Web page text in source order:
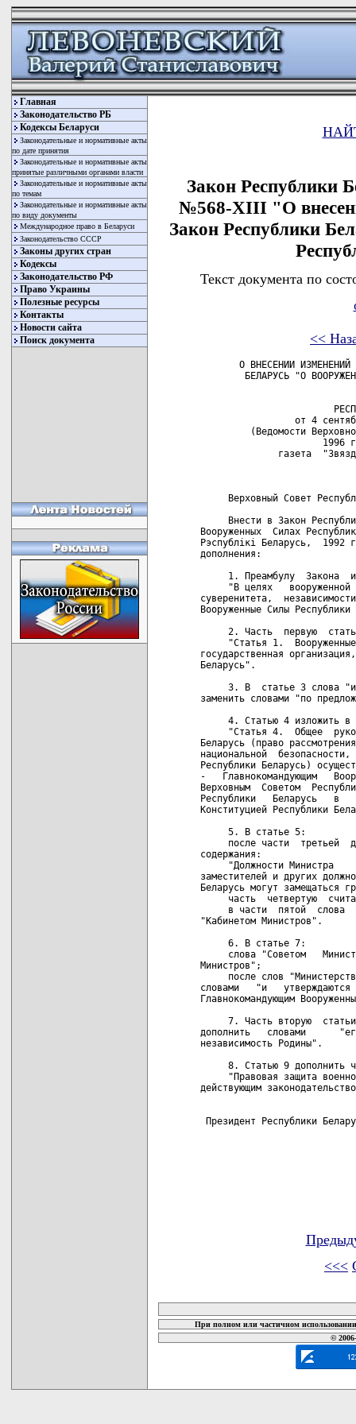
Главная
Законодательство РБ
Кодексы Беларуси
Законодательные и нормативные акты
по дате принятия
Законодательные и нормативные акты
принятые различными органами власти
Законодательные и нормативные акты
по темам
Законодательные и нормативные акты
по виду документы
Международное право в Беларуси
Законодательство СССР
Законы других стран
Кодексы
Законодательство РФ
Право Украины
Полезные ресурсы
Контакты
Новости сайта
Поиск документа
Закон Республики
№568-XIII "О
Закон Республики
Текст документа по
<<
О ВНЕСЕНИИ ИЗМЕНЕНИЙ
БЕЛАРУСЬ "О
от 4
(Ведомости
1996
газета
Верховный Совет
Внести в Закон
Вооруженных  Силах
Рэспублiкi Беларусь,  1992
дополнения:
1. Преамбулу  Закона
"В целях   вооруженной
суверенитета,
Вооруженные Силы
2. Часть  первую
"Статья 1.
государственная
Беларусь".
3. В  статье 3 слова
заменить словами "по
4. Статью 4 изложить в
"Статья 4.  Общее
Беларусь (право
национальной
Республики Беларусь)
-   Главнокомандующим
Верховным  Советом
Республики   Беларусь   в
Конституцией Республики
     5. В статье 5:
после части  третьей
содержания:
"Должности Министра
заместителей и других
Беларусь могут замещаться
часть  четвертую
в части  пятой  слова
"Кабинетом Министров".
     6. В статье 7:
слова "Советом
Министров";
после слов
словами   "и
Главнокомандующим
7. Часть вторую
дополнить   словами
независимость Родины".
8. Статью 9 дополнить
"Правовая защита
действующим
Президент Республики
<<<
При полном или частичном
©